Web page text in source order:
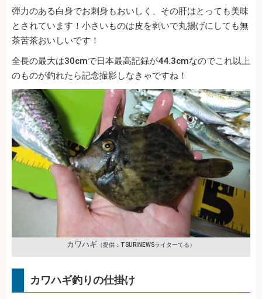
弾力のある白身でお刺身もおいしく、その肝はとっても美味
とされています！小さいものは皮を剥いで丸揚げにしても無
茶苦茶おいしいです！
全長の最大は30cmで日本最高記録が44.3cmなのでこれ以上
のものが釣れたら記念撮影しなきゃですね！
カワハギ （提供：TSURINEWSライターてる）
カワハギ釣りの仕掛け